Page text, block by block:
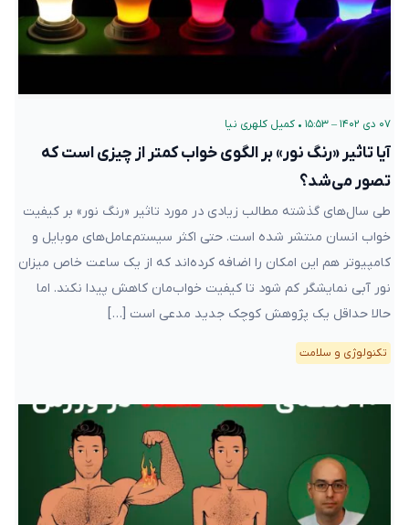
۰۷ دی ۱۴۰۲ – ۱۵:۵۳ • کمیل کلهری نیا
آیا تاثیر «رنگ نور» بر الگوی خواب کمتر از چیزی است که
تصور می‌شد؟
طی سال‌های گذشته مطالب زیادی در مورد تاثیر «رنگ نور» بر کیفیت
خواب انسان منتشر شده است. حتی اکثر سیستم‌عامل‌های موبایل و
کامپیوتر هم این امکان را اضافه کرده‌اند که از یک ساعت خاص میزان
نور آبی نمایشگر کم شود تا کیفیت خواب‌مان کاهش پیدا نکند. اما
حالا حداقل یک پژوهش کوچک جدید مدعی‌ است […]
تکنولوژی و سلامت